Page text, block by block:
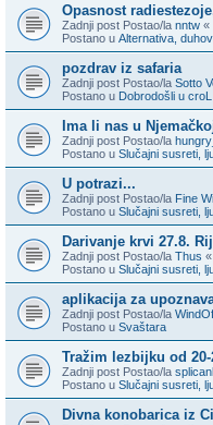
Opasnost
Zadnji post Postao/la nntw «
Postano u Alternativa,
pozdrav iz safaria
Zadnji post Postao/la Sotto
Postano u Dobrodošli u
Ima li nas u
Zadnji post Postao/la
Postano u Slučajni susreti,
U potrazi...
Zadnji post Postao/la Fine
Postano u Slučajni susreti,
Darivanje krvi 27.8.
Zadnji post Postao/la Thus «
Postano u Slučajni susreti,
aplikacija za
Zadnji post Postao/la
Postano u Svaštara
Tražim lezbijku od
Zadnji post Postao/la
Postano u Slučajni susreti,
Divna konobarica iz